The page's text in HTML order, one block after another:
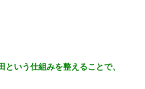
という仕組みを整えることで、